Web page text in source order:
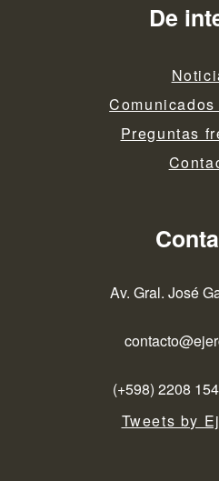
De
Preguntas
Av. Gral. José
(+598) 2208
Tweets by